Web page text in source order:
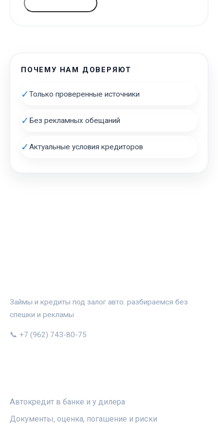
ПОЧЕМУ НАМ ДОВЕРЯЮТ
✓Только проверенные источники
✓ Без рекламных обещаний
✓Актуальные условия кредиторов
Займы и кредиты под залог авто: разбираемся без
спешки и рекламы
📞 +7 (962) 743-80-75
Автокредит в банке и у дилера
Документы, оценка, погашение и риски